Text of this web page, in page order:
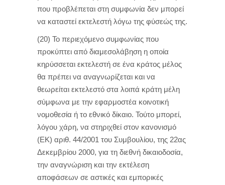
που προβλέπεται στη συμφωνία δεν μπορεί
να καταστεί εκτελεστή λόγω της φύσεώς της.
(20) Το περιεχόμενο συμφωνίας που
προκύπτει από διαμεσολάβηση η οποία
κηρύσσεται εκτελεστή σε ένα κράτος μέλος
θα πρέπει να αναγνωρίζεται και να
θεωρείται εκτελεστό στα λοιπά κράτη μέλη
σύμφωνα με την εφαρμοστέα κοινοτική
νομοθεσία ή το εθνικό δίκαιο. Τούτο μπορεί,
λόγου χάρη, να στηριχθεί στον κανονισμό
(ΕΚ) αριθ. 44/2001 του Συμβουλίου, της 22ας
Δεκεμβρίου 2000, για τη διεθνή δικαιοδοσία,
την αναγνώριση και την εκτέλεση
αποφάσεων σε αστικές και εμπορικές